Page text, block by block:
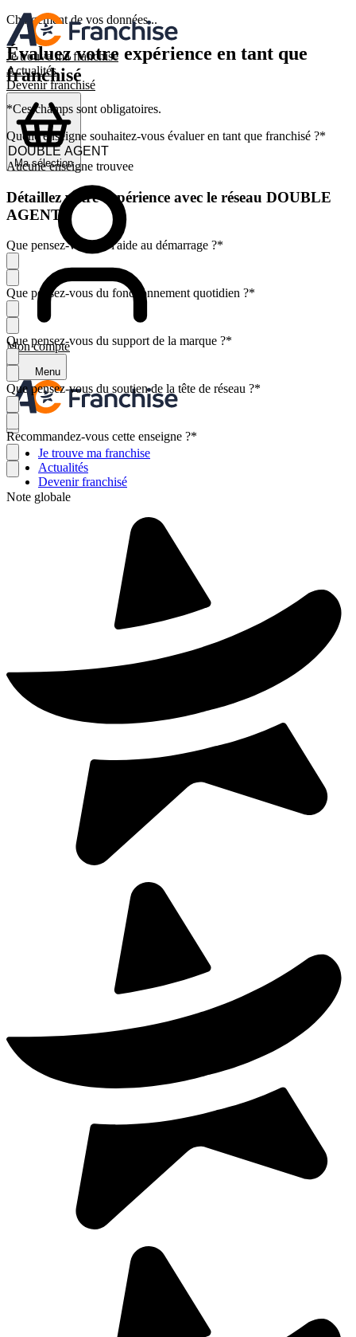
Je trouve ma franchise
Actualités
Devenir franchisé
Ma sélection
Mon compte
Menu
Je trouve ma franchise
Actualités
Devenir franchisé
Chargement de vos données...
Évaluez votre expérience en tant que
franchisé
*Ces champs sont obligatoires.
Quelle enseigne souhaitez-vous évaluer en tant que franchisé ?*
Aucune enseigne trouvee
Détaillez votre expérience avec le réseau DOUBLE
AGENT
Que pensez-vous de l'aide au démarrage ?*
Que pensez-vous du fonctionnement quotidien ?*
Que pensez-vous du support de la marque ?*
Que pensez-vous du soutien de la tête de réseau ?*
Recommandez-vous cette enseigne ?*
Note globale